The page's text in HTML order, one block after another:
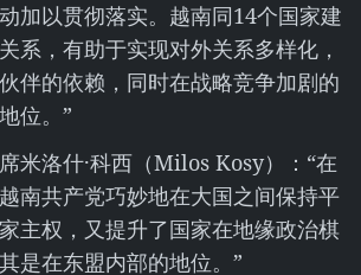
加以贯彻落实。越南同14个国家建
系，有助于实现对外关系多样化，
伴的依赖，同时在战略竞争加剧的
位。”
米洛什·科西（Milos Kosy）：“在
南共产党巧妙地在大国之间保持平
主权，又提升了国家在地缘政治棋
是在东盟内部的地位。”